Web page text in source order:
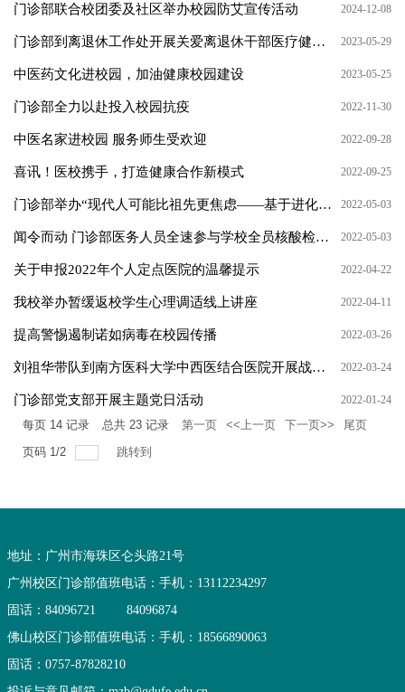
门诊部联合校团委及社区举办校园防艾宣传活动 2024-12-08
门诊部到离退休工作处开展关爱离退休干部医疗健康调研活动 2023-05-29
中医药文化进校园，加油健康校园建设 2023-05-25
门诊部全力以赴投入校园抗疫 2022-11-30
中医名家进校园 服务师生受欢迎 2022-09-28
喜讯！医校携手，打造健康合作新模式 2022-09-25
门诊部举办“现代人可能比祖先更焦虑——基于进化心理学的视角谈现代人的焦虑本质”讲座 2022-05-03
闻令而动 门诊部医务人员全速参与学校全员核酸检测采样工作 2022-05-03
关于申报2022年个人定点医院的温馨提示 2022-04-22
我校举办暂缓返校学生心理调适线上讲座 2022-04-11
提高警惕遏制诺如病毒在校园传播 2022-03-26
刘祖华带队到南方医科大学中西医结合医院开展战略合作洽谈 2022-03-24
门诊部党支部开展主题党日活动 2022-01-24
每页 14 记录 总共 23 记录 第一页 <<上一页 下一页>>
尾页
页码 1/2 跳转到
地址：广州市海珠区仑头路21号
广州校区门诊部值班电话： 手机：13112234297
固话：84096721
84096874
佛山校区门诊部值班电话： 手机：18566890063
固话：0757-87828210